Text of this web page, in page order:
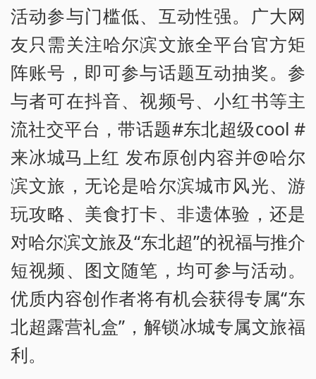
活动参与门槛低、互动性强。广大网
友只需关注哈尔滨文旅全平台官方矩
阵账号，即可参与话题互动抽奖。参
与者可在抖音、视频号、小红书等主
流社交平台，带话题#东北超级cool #
来冰城马上红 发布原创内容并@哈尔
滨文旅，无论是哈尔滨城市风光、游
玩攻略、美食打卡、非遗体验，还是
对哈尔滨文旅及“东北超”的祝福与推介
短视频、图文随笔，均可参与活动。
优质内容创作者将有机会获得专属“东
北超露营礼盒”，解锁冰城专属文旅福
利。